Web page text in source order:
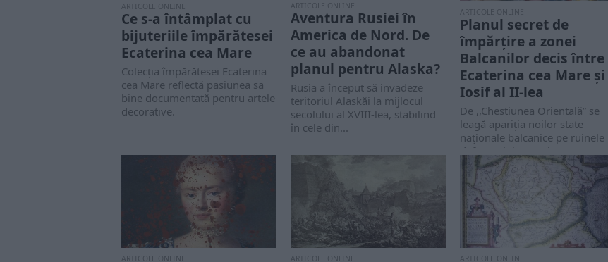
ARTICOLE ONLINE
Ce s-a întâmplat cu
bijuteriile împărătesei
Ecaterina cea Mare
Colecția împărătesei Ecaterina
cea Mare reflectă pasiunea sa
bine documentată pentru artele
decorative.
ARTICOLE ONLINE
Aventura Rusiei în
America de Nord. De
ce au abandonat
planul pentru Alaska?
Rusia a început să invadeze
teritoriul Alaskăi la mijlocul
secolului al XVIII-lea, stabilind
în cele din...
ARTICOLE ONLINE
Planul secret de
împărțire a zonei
Balcanilor decis între
Ecaterina cea Mare și
Iosif al II-lea
De ,,Chestiunea Orientală” se
leagă apariția noilor state
naționale balcanice pe ruinele
defunctului Imperiu Otoman
care...
ARTICOLE ONLINE ARTICOLE ONLINE ARTICOLE ONLINE